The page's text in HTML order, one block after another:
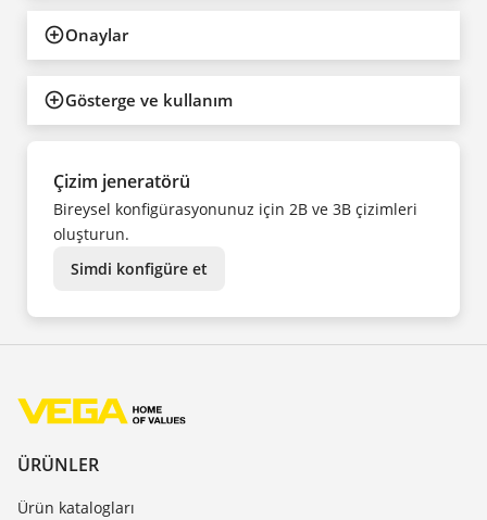
Onaylar
Gösterge ve kullanım
Çizim jeneratörü
Bireysel konfigürasyonunuz için 2B ve 3B çizimleri
oluşturun.
Simdi konfigüre et
ÜRÜNLER
Ürün katalogları